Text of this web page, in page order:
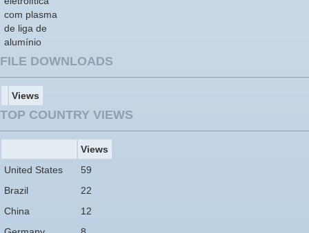
com plasma
de liga de
alumínio
FILE DOWNLOADS
Views
TOP COUNTRY VIEWS
Views
United States
59
Brazil
22
China
12